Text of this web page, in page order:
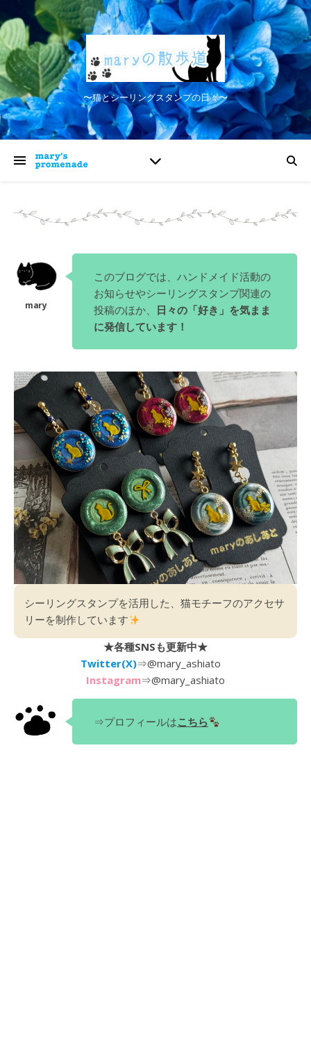
〜猫とシーリングスタンプの日々〜
このブログでは、ハンドメイド活動の
お知らせやシーリングスタンプ関連の
投稿のほか、 日々の「好き」を気まま
に発信しています！
シーリングスタンプを活用した、猫モチーフのアクセサ
リーを制作しています
★各種SNSも更新中★
Twitter(X)⇒@mary_ashiato
Instagram⇒@mary_ashiato
⇒プロフィールはこちら